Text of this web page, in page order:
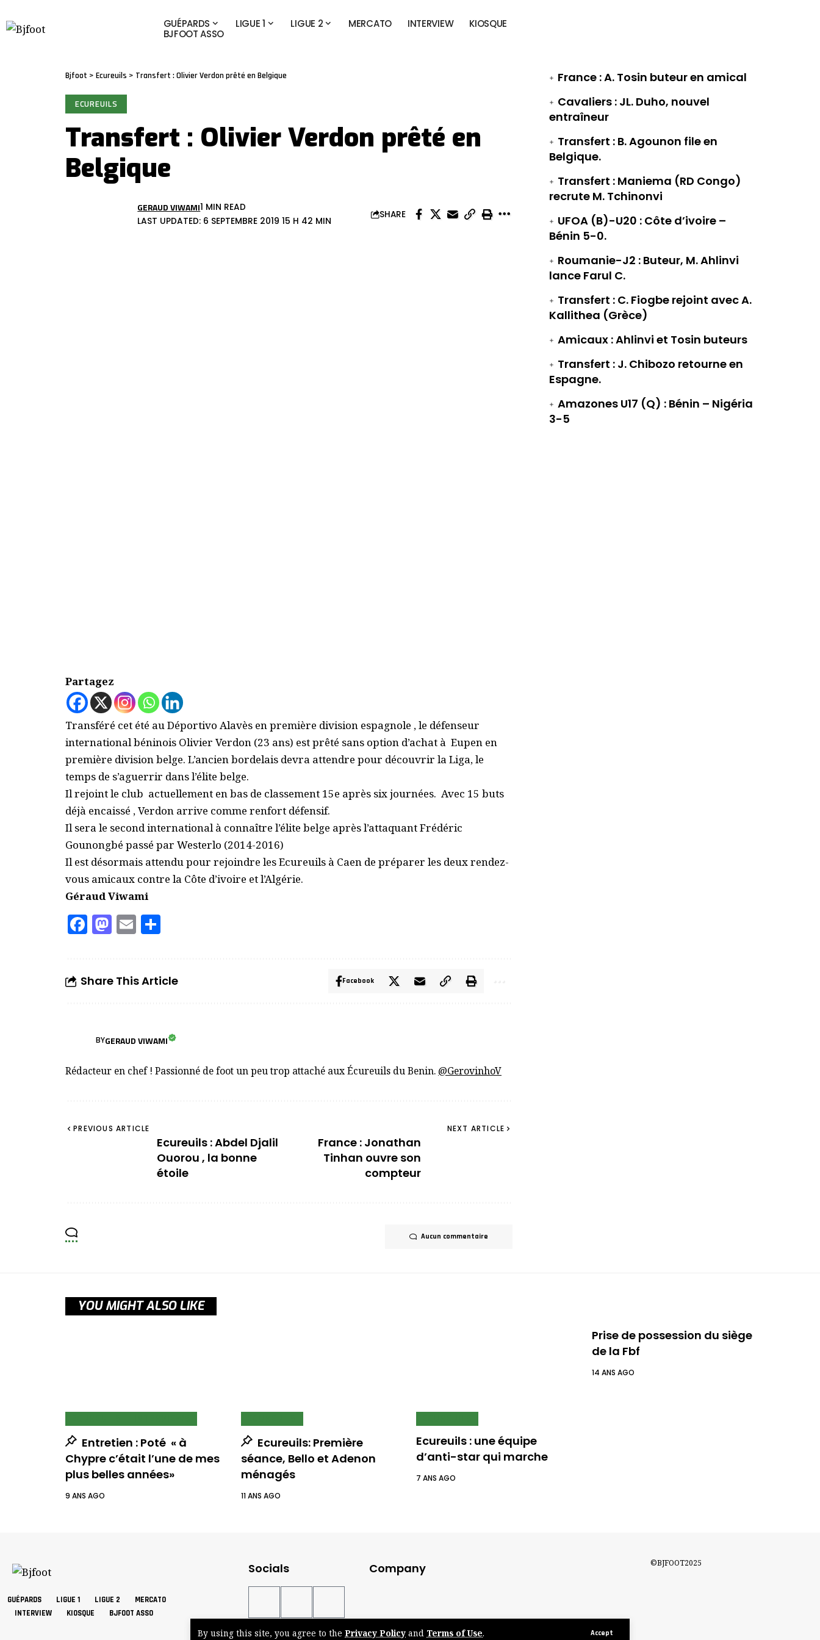
By using this site, you agree to the Privacy Policy and Terms of Use. Accept
GUÉPARDS LIGUE 1 LIGUE 2 MERCATO INTERVIEW
KIOSQUE
BJFOOT ASSO
Bjfoot > Ecureuils > Transfert : Olivier Verdon prêté en Belgique
ECUREUILS
Transfert : Olivier Verdon prêté en
Belgique
LAST UPDATED: 6 SEPTEMBRE 2019 15 H 42 MIN
GERAUD VIWAMI1 MIN READ
SHARE
Partagez
Transféré cet été au Déportivo Alavès en première division espagnole , le défenseur
international béninois Olivier Verdon (23 ans) est prêté sans option d’achat à Eupen en
première division belge. L’ancien bordelais devra attendre pour découvrir la Liga, le
temps de s’aguerrir dans l’élite belge.
Il rejoint le club actuellement en bas de classement 15e après six journées. Avec 15 buts
déjà encaissé , Verdon arrive comme renfort défensif.
Il sera le second international à connaître l’élite belge après l’attaquant Frédéric
Gounongbé passé par Westerlo (2014-2016)
Il est désormais attendu pour rejoindre les Ecureuils à Caen de préparer les deux rendez-
vous amicaux contre la Côte d’ivoire et l’Algérie.
Géraud Viwami
Facebook
Mastodon
Email
Share This Article Facebook
BYGERAUD VIWAMI
Rédacteur en chef ! Passionné de foot un peu trop attaché aux Écureuils du Benin. @GerovinhoV
PREVIOUS ARTICLE
Ecureuils : Abdel Djalil
Ouorou , la bonne
étoile
NEXT ARTICLE
France : Jonathan
Tinhan ouvre son
compteur
Aucun commentaire
France : A. Tosin buteur en amical
Cavaliers : JL. Duho, nouvel
entraîneur
Transfert : B. Agounon file en
Belgique.
Transfert : Maniema (RD Congo)
recrute M. Tchinonvi
UFOA (B)-U20 : Côte d’ivoire –
Bénin 5-0.
Roumanie-J2 : Buteur, M. Ahlinvi
lance Farul C.
Transfert : C. Fiogbe rejoint avec A.
Kallithea (Grèce)
Amicaux : Ahlinvi et Tosin buteurs
Transfert : J. Chibozo retourne en
Espagne.
Amazones U17 (Q) : Bénin – Nigéria
3-5
YOU MIGHT ALSO LIKE
Entretien : Poté « à
Chypre c’était l’une de mes
plus belles années»
9 ANS AGO
Ecureuils: Première
séance, Bello et Adenon
ménagés
11 ANS AGO
Ecureuils : une équipe
d’anti-star qui marche
7 ANS AGO
Prise de possession du siège
de la Fbf
14 ANS AGO
GUÉPARDS LIGUE 1 LIGUE 2
MERCATO
INTERVIEW
KIOSQUE BJFOOT ASSO
Socials Company ©BJFOOT2025